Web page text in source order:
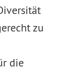
zu
die